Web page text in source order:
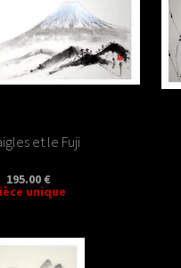
et le Fuji
195.00 €
unique